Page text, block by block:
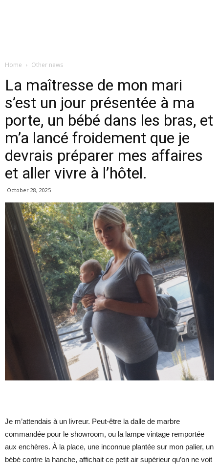
Home Other news
La maîtresse de mon mari
s’est un jour présentée à ma
porte, un bébé dans les bras, et
m’a lancé froidement que je
devrais préparer mes affaires
et aller vivre à l’hôtel.
October 28, 2025
Je m’attendais à un livreur. Peut-être la dalle de marbre
commandée pour le showroom, ou la lampe vintage remportée
aux enchères. À la place, une inconnue plantée sur mon palier, un
bébé contre la hanche, affichait ce petit air supérieur qu’on ne voit